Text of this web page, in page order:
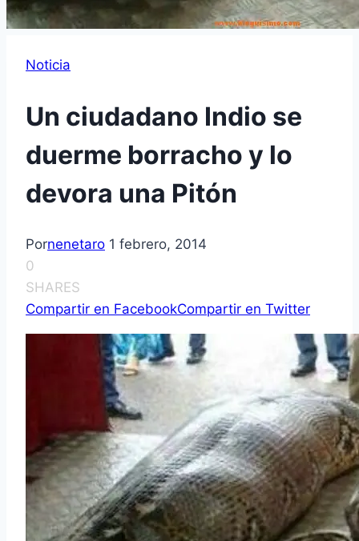
Noticia
Un ciudadano Indio se
duerme borracho y lo
devora una Pitón
Pornenetaro 1 febrero, 2014
0
SHARES
Compartir en FacebookCompartir en Twitter